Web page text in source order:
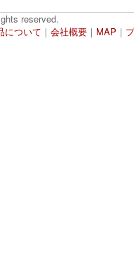
reserved.
について ｜ 会社概要 ｜ MAP ｜